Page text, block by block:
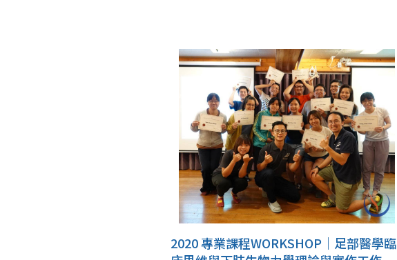
2020 專業課程WORKSHOP｜足部醫學臨